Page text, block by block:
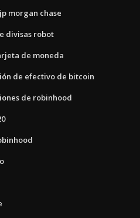
morgan chase
divisas robot
de moneda
de efectivo de bitcoin
de robinhood